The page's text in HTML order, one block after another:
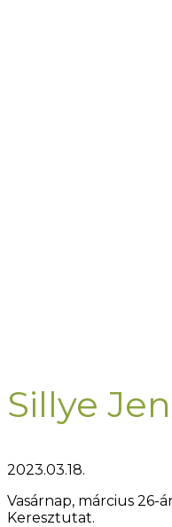
Sillye
2023.03.18.
Vasárnap, március
Keresztutat.